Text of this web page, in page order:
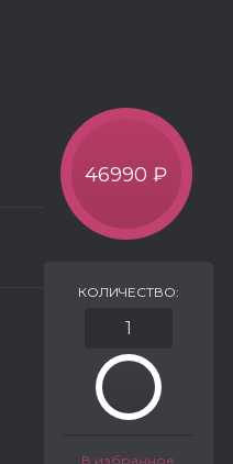
46990 ₽
КОЛИЧЕСТВО:
В избранное